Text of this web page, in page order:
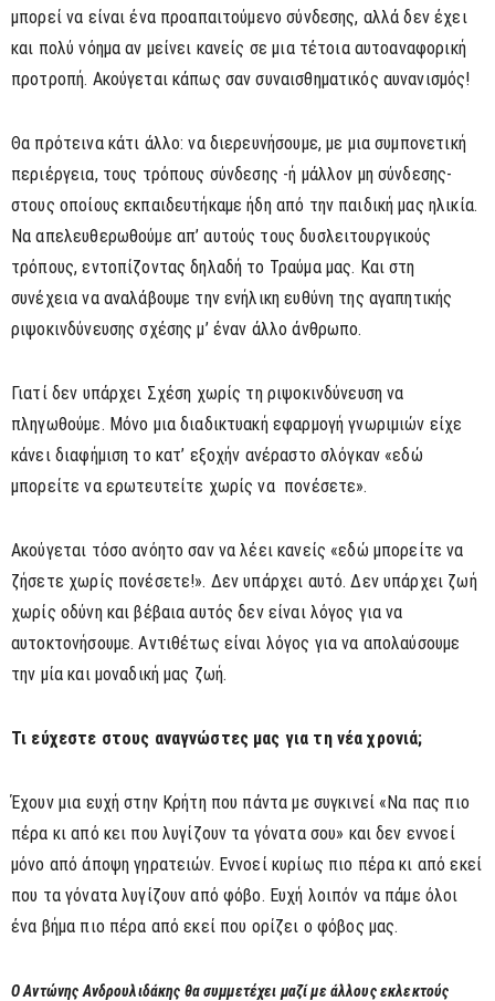
μπορεί να είναι ένα προαπαιτούμενο σύνδεσης, αλλά δεν έχει
και πολύ νόημα αν μείνει κανείς σε μια τέτοια αυτοαναφορική
προτροπή. Ακούγεται κάπως σαν συναισθηματικός αυνανισμός!
Θα πρότεινα κάτι άλλο: να διερευνήσουμε, με μια συμπονετική
περιέργεια, τους τρόπους σύνδεσης -ή μάλλον μη σύνδεσης-
στους οποίους εκπαιδευτήκαμε ήδη από την παιδική μας ηλικία.
Να απελευθερωθούμε απ’ αυτούς τους δυσλειτουργικούς
τρόπους, εντοπίζοντας δηλαδή το Τραύμα μας. Και στη
συνέχεια να αναλάβουμε την ενήλικη ευθύνη της αγαπητικής
ριψοκινδύνευσης σχέσης μ’ έναν άλλο άνθρωπο.
Γιατί δεν υπάρχει Σχέση χωρίς τη ριψοκινδύνευση να
πληγωθούμε. Μόνο μια διαδικτυακή εφαρμογή γνωριμιών είχε
κάνει διαφήμιση το κατ’ εξοχήν ανέραστο σλόγκαν «εδώ
μπορείτε να ερωτευτείτε χωρίς να πονέσετε».
Ακούγεται τόσο ανόητο σαν να λέει κανείς «εδώ μπορείτε να
ζήσετε χωρίς πονέσετε!». Δεν υπάρχει αυτό. Δεν υπάρχει ζωή
χωρίς οδύνη και βέβαια αυτός δεν είναι λόγος για να
αυτοκτονήσουμε. Αντιθέτως είναι λόγος για να απολαύσουμε
την μία και μοναδική μας ζωή.
Τι εύχεστε στους αναγνώστες μας για τη νέα χρονιά;
Έχουν μια ευχή στην Κρήτη που πάντα με συγκινεί «Να πας πιο
πέρα κι από κει που λυγίζουν τα γόνατα σου» και δεν εννοεί
μόνο από άποψη γηρατειών. Εννοεί κυρίως πιο πέρα κι από εκεί
που τα γόνατα λυγίζουν από φόβο. Ευχή λοιπόν να πάμε όλοι
ένα βήμα πιο πέρα από εκεί που ορίζει ο φόβος μας.
Ο Αντώνης Ανδρουλιδάκης θα συμμετέχει μαζί με άλλους εκλεκτούς